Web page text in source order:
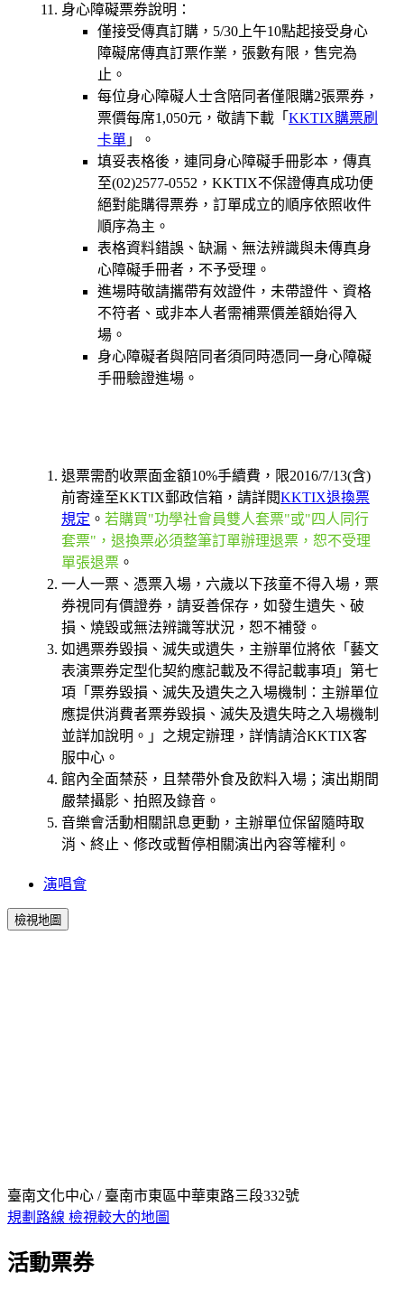
身心障礙票券說明：
僅接受傳真訂購，5/30上午10點起接受身心
障礙席傳真訂票作業，張數有限，售完為
止。
每位身心障礙人士含陪同者僅限購2張票券，
票價每席1,050元 ，敬請下載「 KKTIX購票刷
卡單 」。
填妥表格後，連同身心障礙手冊影本，傳真
至(02)2577-0552，KKTIX不保證傳真成功便
絕對能購得票券，訂單成立的順序依照收件
順序為主。
表格資料錯誤、缺漏、無法辨識與未傳真身
心障礙手冊者，不予受理。
進場時敬請攜帶有效證件，未帶證件、資格
不符者、或非本人者需補票價差額始得入
場。
身心障礙者與陪同者須同時憑同一身心障礙
手冊驗證進場。
退票需酌收票面金額10%手續費，限2016/7/13(含)
前寄達至KKTIX郵政信箱， 請詳閱KKTIX退換票
規定 。 若購買"功學社會員雙人套票"或"四人同行
套票"，退換票必須整筆訂單辦理退票，恕不受理
單張退票 。
一人一票、憑票入場，六歲以下孩童不得入場，票
券視同有價證券，請妥善保存，如發生遺失、破
損、燒毀或無法辨識等狀況，恕不補發。
如遇票券毀損、滅失或遺失，主辦單位將依「藝文
表演票券定型化契約應記載及不得記載事項」第七
項「票券毀損、滅失及遺失之入場機制：主辦單位
應提供消費者票券毀損、滅失及遺失時之入場機制
並詳加說明。」之規定辦理，詳情請洽KKTIX客
服中心。
館內全面禁菸，且禁帶外食及飲料入場；演出期間
嚴禁攝影、拍照及錄音。
音樂會活動相關訊息更動，主辦單位保留隨時取
消、終止、修改或暫停相關演出內容等權利。
演唱會
檢視地圖
臺南文化中心 / 臺南市東區中華東路三段332號
規劃路線 檢視較大的地圖
活動票券